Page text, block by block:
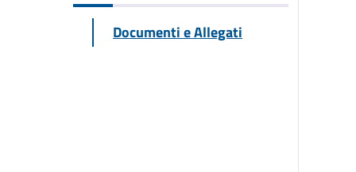
Documenti e Allegati